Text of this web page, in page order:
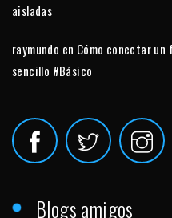
aisladas
raymundo en Cómo conectar
sencillo #Básico
Blogs amigos